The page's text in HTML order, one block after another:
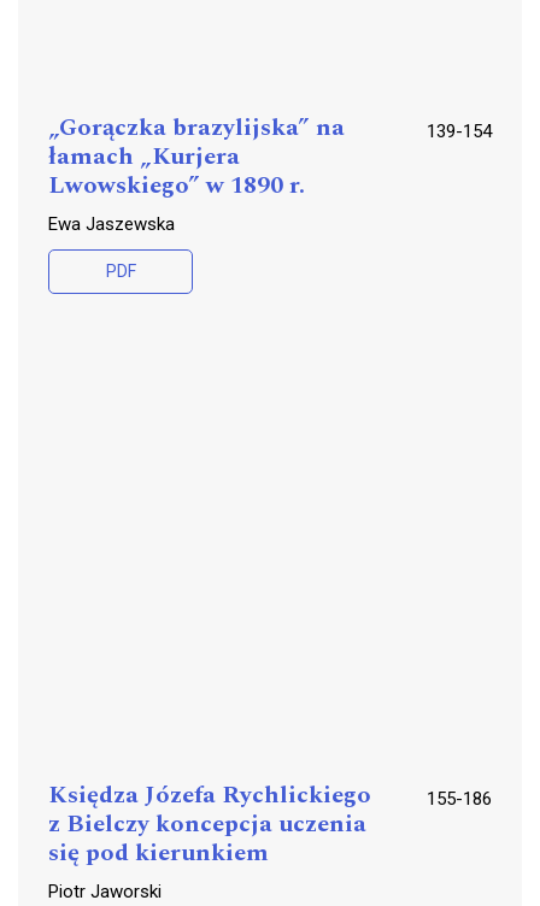
„Gorączka brazylijska” na
łamach „Kurjera
Lwowskiego” w 1890 r.
139-154
Ewa Jaszewska
PDF
Księdza Józefa Rychlickiego
z Bielczy koncepcja uczenia
się pod kierunkiem
155-186
Piotr Jaworski